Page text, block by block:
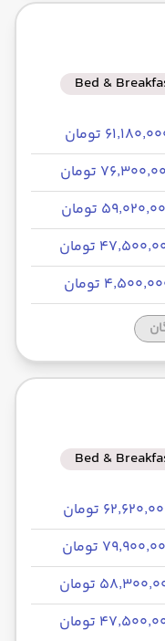
Bed &
تومان
تومان
تومان
تومان
تومان
Bed &
تومان
تومان
تومان
تومان